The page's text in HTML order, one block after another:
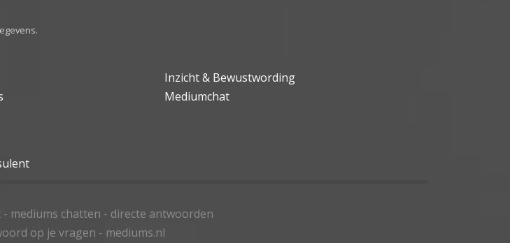
Inzicht & Bewustwording
Mediumchat
mediums chatten - directe antwoorden
op je vragen - mediums.nl